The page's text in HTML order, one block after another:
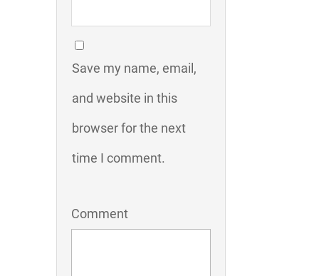
Save my name, email,
and website in this
browser for the next
time I comment.
Comment